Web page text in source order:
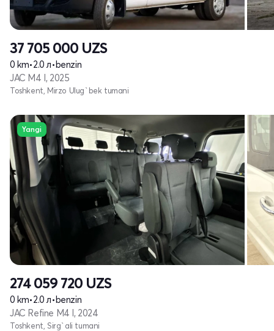
37 705 000 UZS
0 km•2.0 л•benzin
JAC M4 I, 2025
Toshkent, Mirzo Ulug`bek tumani
Yangi
274 059 720 UZS
0 km•2.0 л•benzin
JAC Refine M4 I, 2024
Toshkent, Sirg`ali tumani